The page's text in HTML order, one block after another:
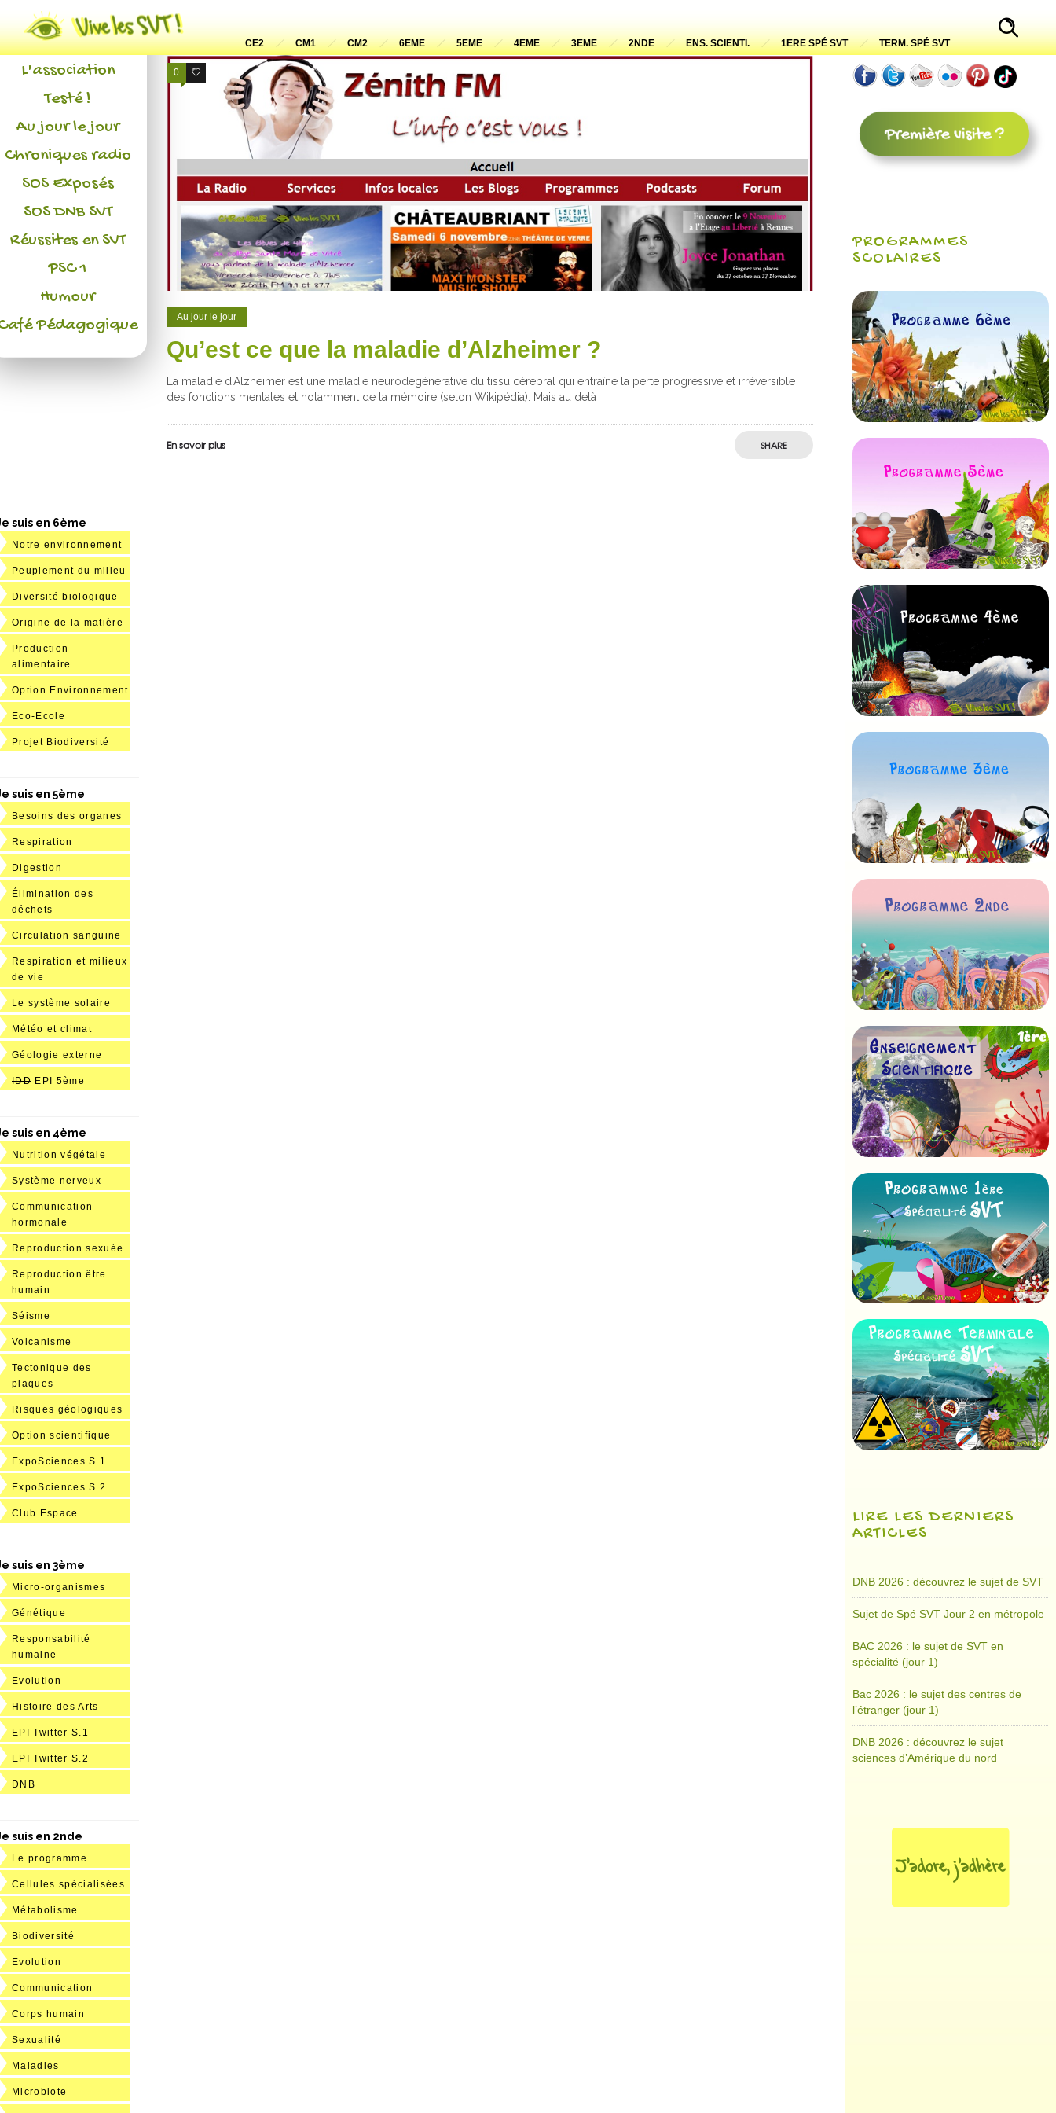
CE2 CM1 CM2 6EME 5EME 4EME 3EME 2NDE ENS. SCIENTI. 1ERE SPÉ SVT TERM. SPÉ SVT
0 1
Au jour le jour
Qu’est ce que la maladie d’Alzheimer ?
La maladie d’Alzheimer est une maladie neurodégénérative du tissu cérébral qui entraîne la perte progressive et irréversible
des fonctions mentales et notamment de la mémoire (selon Wikipédia). Mais au delà
En savoir plus SHARE
Actualités
L'association
Testé !
Au jour le jour
Chroniques radio
SOS Exposés
SOS DNB SVT
Réussites en SVT
PSC 1
Humour
Pédagogique
suis en 6ème
Notre environnement
Peuplement du milieu
Diversité biologique
Origine de la matière
Production
alimentaire
Option Environnement
Eco-Ecole
Projet Biodiversité
suis en 5ème
Besoins des organes
Respiration
Digestion
Élimination des
déchets
Circulation sanguine
Respiration et milieux
de vie
Le système solaire
Météo et climat
Géologie externe
IDD EPI 5ème
suis en 4ème
Nutrition végétale
Système nerveux
Communication
hormonale
Reproduction sexuée
Reproduction être
humain
Séisme
Volcanisme
Tectonique des
plaques
Risques géologiques
Option scientifique
ExpoSciences S.1
ExpoSciences S.2
Club Espace
suis en 3ème
Micro-organismes
Génétique
Responsabilité
humaine
Evolution
Histoire des Arts
EPI Twitter S.1
EPI Twitter S.2
DNB
suis en 2nde
Le programme
Cellules spécialisées
Métabolisme
Biodiversité
Evolution
Communication
Corps humain
Sexualité
Maladies
Microbiote
PROGRAMMES
SCOLAIRES
LIRE LES DERNIERS
ARTICLES
DNB 2026 : découvrez le sujet de SVT
Sujet de Spé SVT Jour 2 en métropole
BAC 2026 : le sujet de SVT en
spécialité (jour 1)
Bac 2026 : le sujet des centres de
l’étranger (jour 1)
DNB 2026 : découvrez le sujet
sciences d’Amérique du nord